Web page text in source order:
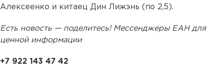
Алексеенко и китаец Дин Лижэнь (по 2,5).
Есть новость — поделитесь! Мессенджеры ЕАН для
ценной информации
+7 922 143 47 42